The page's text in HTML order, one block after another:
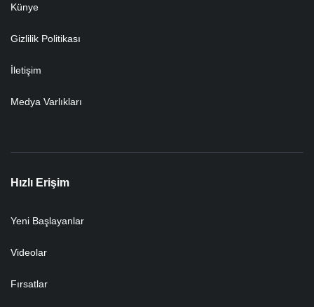
Künye
Gizlilik Politikası
İletişim
Medya Varlıkları
Hızlı Erişim
Yeni Başlayanlar
Videolar
Fırsatlar